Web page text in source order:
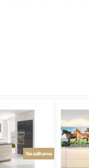
Na zalihama